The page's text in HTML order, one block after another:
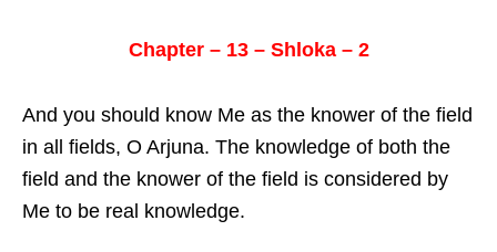
Chapter – 13 – Shloka – 2
And you should know Me as the knower of the field
in all fields, O Arjuna. The knowledge of both the
field and the knower of the field is considered by
Me to be real knowledge.